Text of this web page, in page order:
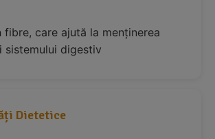
fibre, care ajută la menținerea
sistemului digestiv
Dietetice